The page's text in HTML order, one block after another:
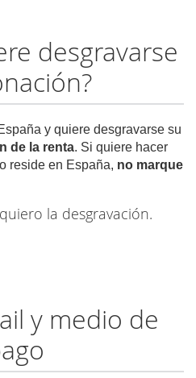
desgravarse
y quiere desgravarse su
de la renta. Si quiere hacer
reside en España, no marque
la desgravación.
y medio de